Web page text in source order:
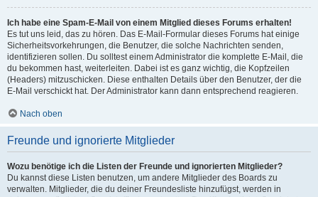
Ich habe eine Spam-E-Mail von einem Mitglied dieses Forums erhalten!
Es tut uns leid, das zu hören. Das E-Mail-Formular dieses Forums hat einige
Sicherheitsvorkehrungen, die Benutzer, die solche Nachrichten senden,
identifizieren sollen. Du solltest einem Administrator die komplette E-Mail, die
du bekommen hast, weiterleiten. Dabei ist es ganz wichtig, die Kopfzeilen
(Headers) mitzuschicken. Diese enthalten Details über den Benutzer, der die
E-Mail verschickt hat. Der Administrator kann dann entsprechend reagieren.
Nach oben
Freunde und ignorierte Mitglieder
Wozu benötige ich die Listen der Freunde und ignorierten Mitglieder?
Du kannst diese Listen benutzen, um andere Mitglieder des Boards zu
verwalten. Mitglieder, die du deiner Freundesliste hinzufügst, werden in